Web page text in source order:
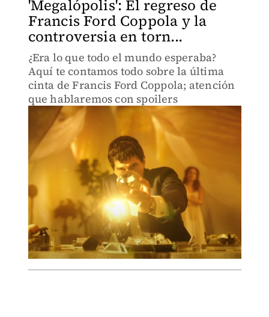
'Megalópolis': El regreso de
Francis Ford Coppola y la
controversia en torn...
¿Era lo que todo el mundo esperaba?
Aquí te contamos todo sobre la última
cinta de Francis Ford Coppola; atención
que hablaremos con spoilers